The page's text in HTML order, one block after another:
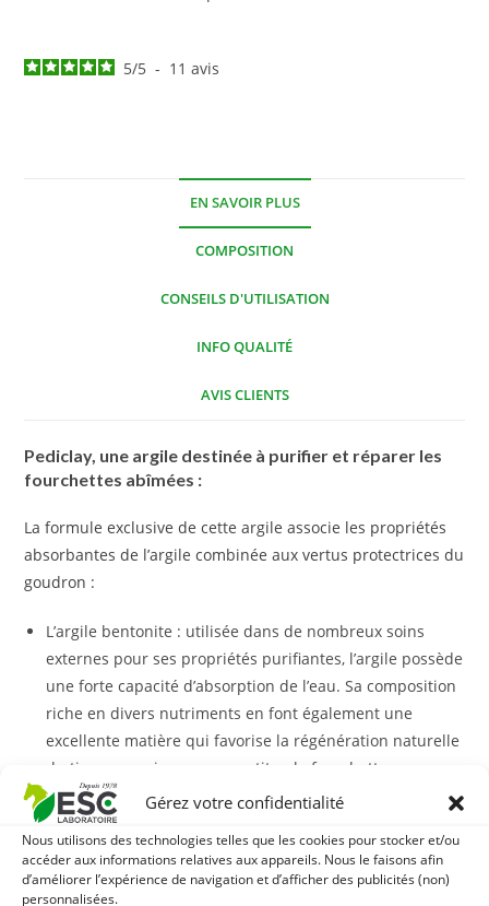
Gérez votre confidentialité
Nous utilisons des technologies telles que les cookies pour stocker et/ou
accéder aux informations relatives aux appareils. Nous le faisons afin
d’améliorer l’expérience de navigation et d’afficher des publicités (non)
personnalisées.
5/5 - 11avis
EN SAVOIR PLUS
COMPOSITION
CONSEILS D'UTILISATION
INFO QUALITÉ
AVIS CLIENTS
Pediclay, une argile destinée à purifier et réparer les
fourchettes abîmées :
La formule exclusive de cette argile associe les propriétés
absorbantes de l’argile combinée aux vertus protectrices du
goudron :
L’argile bentonite : utilisée dans de nombreux soins
externes pour ses propriétés purifiantes, l’argile possède
une forte capacité d’absorption de l’eau. Sa composition
riche en divers nutriments en font également une
excellente matière qui favorise la régénération naturelle
du tissu spongieux que constitue la fourchette.
Le miel : les bienfaits du miel sont nombreux et variés.
Utilisé de manière ancestrale dans de nombreux
domaines, ce produit naturel de la ruche dispose
permet notamment d’inhiber la croissance des bactéries